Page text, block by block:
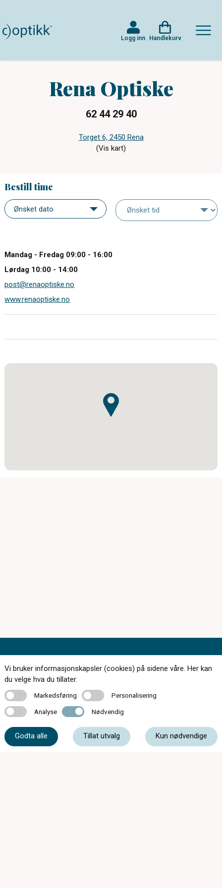
Logg inn Handlekurv
Rena Optiske
62 44 29 40
Torget 6, 2450 Rena
(Vis kart)
Bestill time
Mandag - Fredag 09:00 - 16:00
Lørdag 10:00 - 14:00
post@renaoptiske.no
www.renaoptiske.no
174 butikker over hele landet
Kontakt oss
Om c)optikk
Bli en del av c)optikk!
Vi bruker informasjonskapsler (cookies) på sidene våre. Her kan
du velge hva du tillater.
MarkedsføringMarkedsføring PersonaliseringPersonalisering
Analyse Analyse Nødvendig Nødvendig
Godta alle Tillat utvalg Kun nødvendige